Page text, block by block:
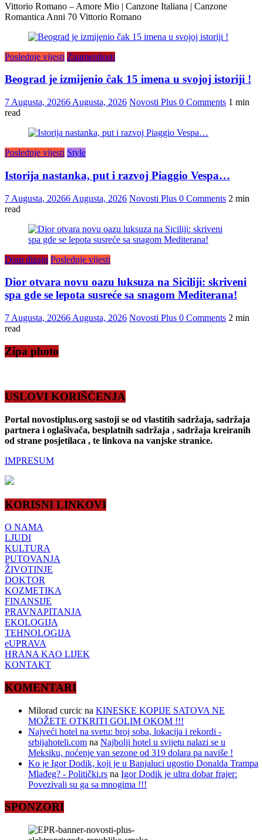
Vittorio Romano – Amore Mio | Canzone Italiana | Canzone
Romantica Anni 70 Vittorio Romano
Poslednje vijesti Znamenitosti
Beograd je izmijenio čak 15 imena u svojoj istoriji !
7 Augusta, 20266 Augusta, 2026 Novosti Plus 0 Comments 1 min
read
Poslednje vijesti Style
Istorija nastanka, put i razvoj Piaggio Vespa…
7 Augusta, 20266 Augusta, 2026 Novosti Plus 0 Comments 2 min
read
Dom dizajn Poslednje vijesti
Dior otvara novu oazu luksuza na Siciliji: skriveni
spa gde se lepota susreće sa snagom Mediterana!
7 Augusta, 20266 Augusta, 2026 Novosti Plus 0 Comments 2 min
read
Zipa photo
USLOVI KORIŠĆENJA
Portal novostiplus.org sastoji se od vlastitih sadržaja, sadržaja
partnera i oglašivača, besplatnih sadržaja , sadržaja kreiranih
od strane posjetilaca , te linkova na vanjske stranice.
IMPRESUM
KORISNI LINKOVI
O NAMA
LJUDI
KULTURA
PUTOVANJA
ŽIVOTINJE
DOKTOR
KOZMETIKA
FINANSIJE
PRAVNAPITANJA
EKOLOGIJA
TEHNOLOGIJA
eUPRAVA
HRANA KAO LIJEK
KONTAKT
KOMENTARI
Milorad curcic na KINESKE KOPIJE SATOVA NE
MOŽETE OTKRITI GOLIM OKOM !!!
Najveći hotel na svetu: broj soba, lokacija i rekordi -
srbijahoteli.com na Najbolji hotel u svijetu nalazi se u
Meksiku, noćenje van sezone od 319 dolara pa naviše !
Ko je Igor Dodik, koji je u Banjaluci ugostio Donalda Trampa
Mlađeg? - Politički.rs na Igor Dodik je ultra dobar frajer:
Povezivali su ga sa mnogima !!!
SPONZORI